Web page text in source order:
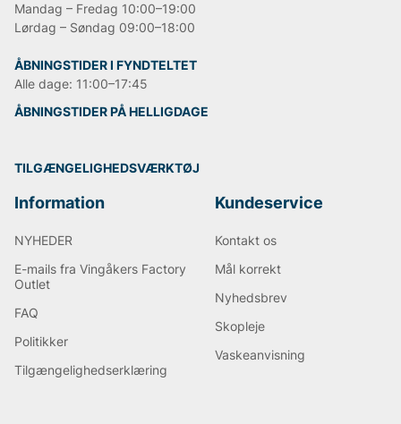
Mandag – Fredag 10:00–19:00
Lørdag – Søndag 09:00–18:00
ÅBNINGSTIDER I FYNDTELTET
Alle dage: 11:00–17:45
ÅBNINGSTIDER PÅ HELLIGDAGE
TILGÆNGELIGHEDSVÆRKTØJ
Information
NYHEDER
E-mails fra Vingåkers Factory
Outlet
FAQ
Politikker
Tilgængelighedserklæring
Kundeservice
Kontakt os
Mål korrekt
Nyhedsbrev
Skopleje
Vaskeanvisning